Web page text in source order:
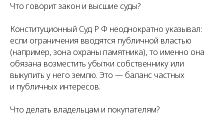
Что говорит закон и высшие суды?
Конституционный Суд Р Ф неоднократно указывал:
если ограничения вводятся публичной властью
(например, зона охраны памятника), то именно она
обязана возместить убытки собственнику или
выкупить у него землю. Это — баланс частных
и публичных интересов.
Что делать владельцам и покупателям?